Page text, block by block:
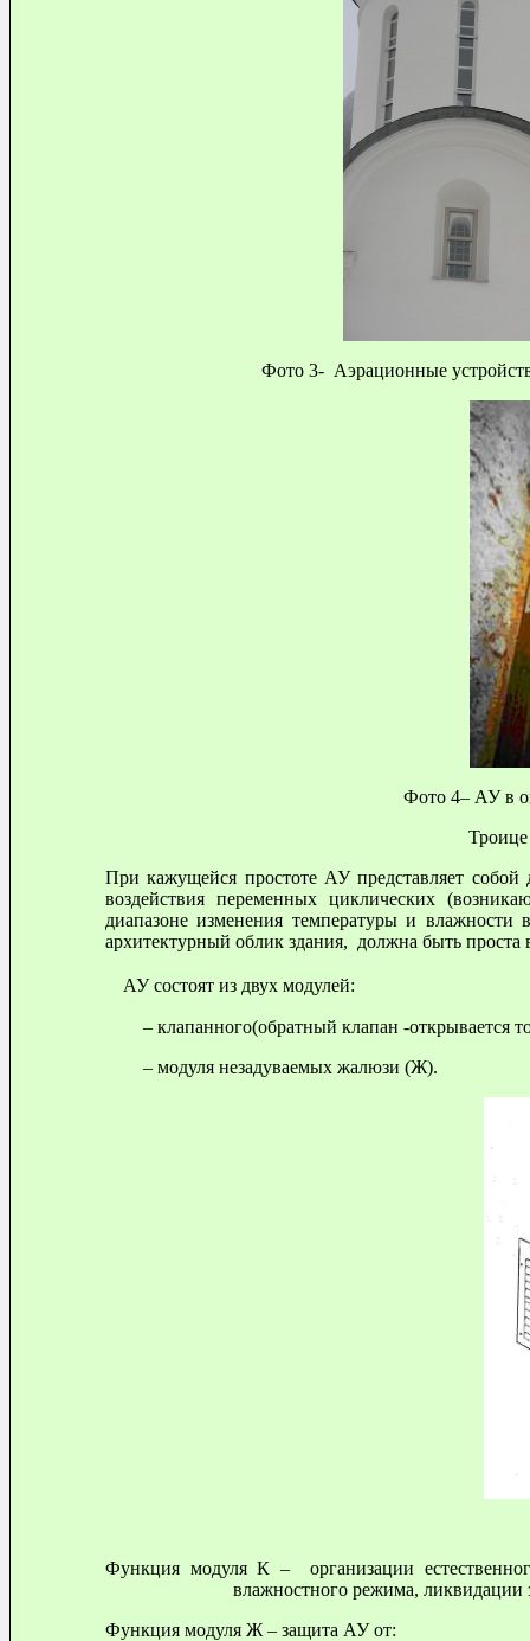
Фото 3- Аэрационные
Фото 4– АУ в
При кажущейся простоте АУ представляет
воздействия переменных циклических
диапазоне изменения температуры и
архитектурный облик здания, должна быть
АУ состоят из двух модулей:
– клапанного(обратный клапан -открывается
– модуля незадуваемых жалюзи (Ж).
Функция модуля К – организации
влажностного режима, ликвидации
Функция модуля Ж – защита АУ от: